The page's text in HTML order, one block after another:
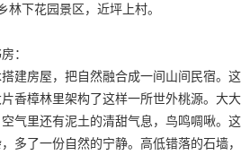
下花园景区，近坪上村。
：
建房屋，把自然融合成一间山间民宿。这
香樟林里架构了这样一所世外桃源。大大
气里还有泥土的清甜气息，鸟鸣啁啾。这
多了一份自然的宁静。高低错落的石墙，